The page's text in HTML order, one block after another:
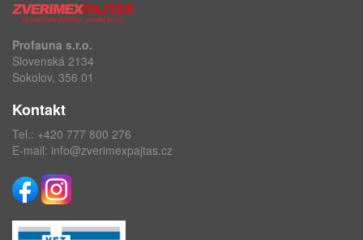
Profauna s.r.o.
Slovenská 2134
Sokolov, 356 01
Kontakt
Tel.: +420 777 800 276
E-mail: info@zverimexpajtas.cz